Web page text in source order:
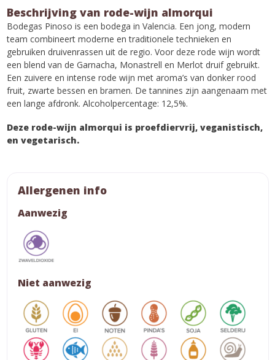
Beschrijving van rode-wijn almorqui
Bodegas Pinoso is een bodega in Valencia. Een jong, modern
team combineert moderne en traditionele technieken en
gebruiken druivenrassen uit de regio. Voor deze rode wijn wordt
een blend van de Garnacha, Monastrell en Merlot druif gebruikt.
Een zuivere en intense rode wijn met aroma’s van donker rood
fruit, zwarte bessen en bramen. De tannines zijn aangenaam met
een lange afdronk. Alcoholpercentage: 12,5%.
Deze rode-wijn almorqui is proefdiervrij, veganistisch,
en vegetarisch.
Allergenen info
Aanwezig
Niet aanwezig